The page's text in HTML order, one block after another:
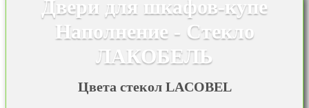
Двери для шкафов-купе
Наполнение - Стекло
ЛАКОБЕЛЬ
Цвета стекол LACOBEL